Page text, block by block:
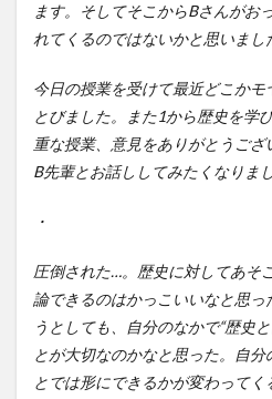
ます。そしてそこからBさんがお
れてくるのではないかと思いまし
今日の授業を受けて最近どこか
とびました。また1から歴史を学
重な授業、意見をありがとうござ
B先輩とお話ししてみたくなりまし
・
圧倒された…。歴史に対してあそ
論できるのはかっこいいなと思
うとしても、自分のなかで“歴史
とが大切なのかなと思った。自
とでは形にできるかが変わって